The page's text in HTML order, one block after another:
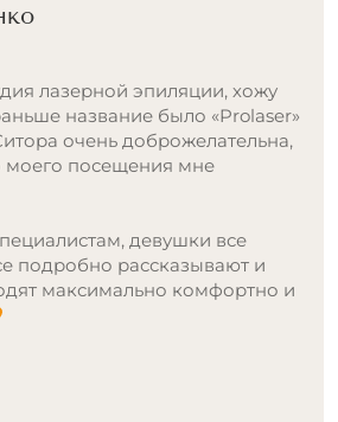
лазерной эпиляции, хожу
название было «Prolaser»
очень доброжелательна,
моего посещения мне
девушки все
подробно рассказывают и
максимально комфортно и